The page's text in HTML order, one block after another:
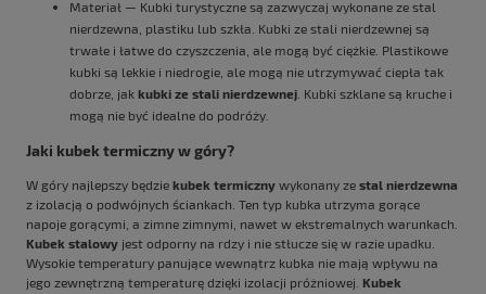
Materiał — Kubki turystyczne są zazwyczaj wykonane ze stal
nierdzewna, plastiku lub szkła. Kubki ze stali nierdzewnej są
trwałe i łatwe do czyszczenia, ale mogą być ciężkie. Plastikowe
kubki są lekkie i niedrogie, ale mogą nie utrzymywać ciepła tak
dobrze, jak kubki ze stali nierdzewnej . Kubki szklane są kruche i
mogą nie być idealne do podróży.
Jaki kubek termiczny w góry?
W góry najlepszy będzie kubek termiczny wykonany ze stal nierdzewna
z izolacją o podwójnych ściankach. Ten typ kubka utrzyma gorące
napoje gorącymi, a zimne zimnymi, nawet w ekstremalnych warunkach.
Kubek stalowy jest odporny na rdzy i nie stłucze się w razie upadku.
Wysokie temperatury panujące wewnątrz kubka nie mają wpływu na
jego zewnętrzną temperaturę dzięki izolacji próżniowej. Kubek